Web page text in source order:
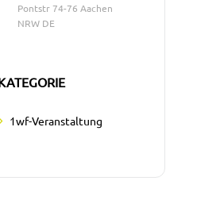
Pontstr 74-76 Aachen
NRW DE
1wf-Veranstaltung